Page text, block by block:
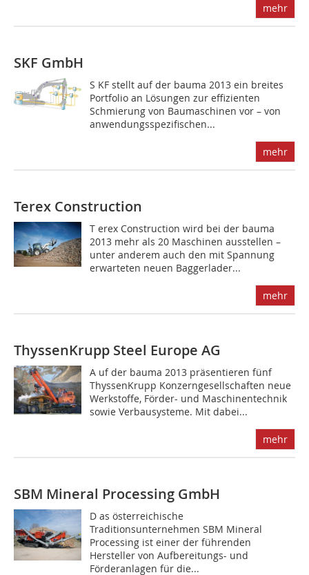
mehr
SKF GmbH
S KF stellt auf der bauma 2013 ein breites
Portfolio an Lösungen zur effizienten
Schmierung von Baumaschinen vor – von
anwendungsspezifischen...
mehr
Terex Construction
T erex Construction wird bei der bauma
2013 mehr als 20 Maschinen ausstellen –
unter anderem auch den mit Spannung
erwarteten neuen Baggerlader...
mehr
ThyssenKrupp Steel Europe AG
A uf der bauma 2013 präsentieren fünf
ThyssenKrupp Konzerngesellschaften neue
Werkstoffe, Förder- und Maschinentechnik
sowie Verbausysteme. Mit dabei...
mehr
SBM Mineral Processing GmbH
D as österreichische
Traditionsunternehmen SBM ­Min­eral
Processing ist einer der führenden
Hersteller von Aufbereitungs- und
Förderanlagen für die...